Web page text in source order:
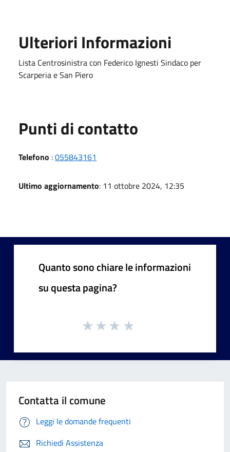
Ulteriori Informazioni
Lista Centrosinistra con Federico Ignesti Sindaco per
Scarperia e San Piero
Punti di contatto
Telefono :055843161
Ultimo aggiornamento: 11 ottobre 2024, 12:35
Quanto sono chiare le informazioni
su questa pagina?
Contatta il comune
Leggi le domande frequenti
Richiedi Assistenza